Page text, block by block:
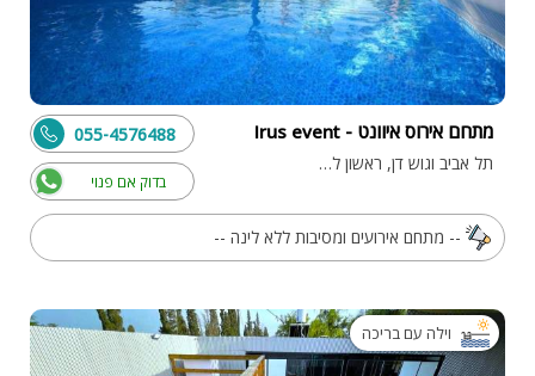
מתחם אירוס איוונט - Irus event
תל אביב וגוש דן, ראשון לציון
בדוק אם פנוי
055-4576488
-- מתחם אירועים ומסיבות ללא לינה --
וילה עם בריכה